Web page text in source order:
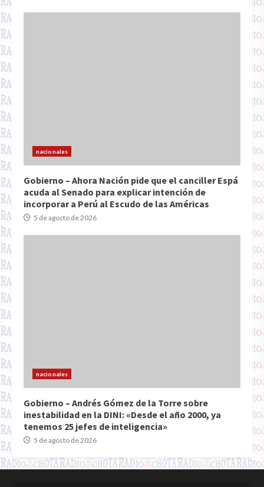
nacionales
Gobierno – Ahora Nación pide que el canciller Espá
acuda al Senado para explicar intención de
incorporar a Perú al Escudo de las Américas
5 de agosto de 2026
nacionales
Gobierno – Andrés Gómez de la Torre sobre
inestabilidad en la DINI: «Desde el año 2000, ya
tenemos 25 jefes de inteligencia»
5 de agosto de 2026